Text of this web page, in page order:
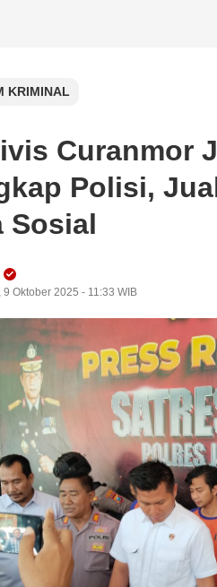
KRIMINAL
Curanmor
Polisi,
Sosial
9 Oktober 2025 - 11:33 WIB